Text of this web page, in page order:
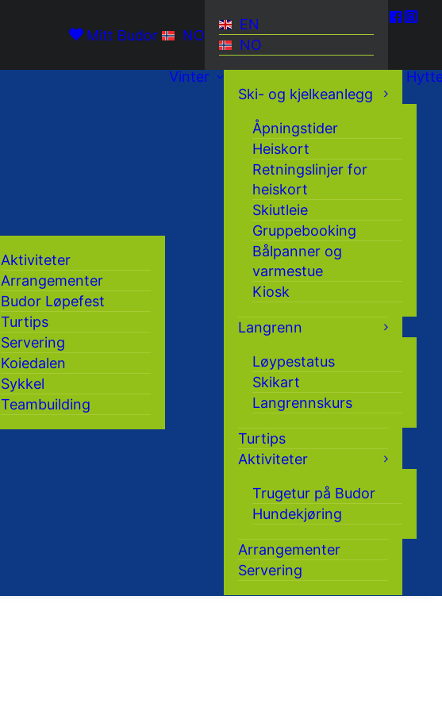
Mitt Budor NO
EN
NO
Aktiviteter
Arrangementer
Budor Løpefest
Turtips
Servering
Koiedalen
Sykkel
Teambuilding
Vinter
Ski- og kjelkeanlegg
Åpningstider
Heiskort
Retningslinjer for
heiskort
Skiutleie
Gruppebooking
Bålpanner og
varmestue
Kiosk
Langrenn
Løypestatus
Skikart
Langrennskurs
Turtips
Aktiviteter
Trugetur på Budor
Hundekjøring
Arrangementer
Servering